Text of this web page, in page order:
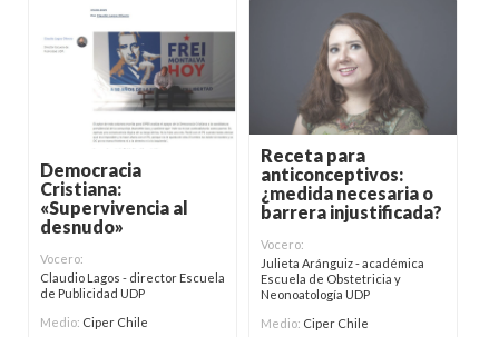
Democracia
Cristiana:
«Supervivencia al
desnudo»
Vocero:
Claudio Lagos - director Escuela
de Publicidad UDP
Medio: Ciper Chile
Receta para
anticonceptivos:
¿medida necesaria o
barrera injustificada?
Vocero:
Julieta Aránguiz - académica
Escuela de Obstetricia y
Neonoatología UDP
Medio: Ciper Chile